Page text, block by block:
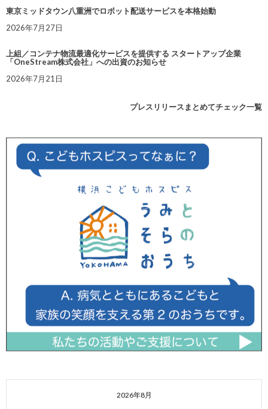
東京ミッドタウン八重洲でロボット配送サービスを本格始動
2026年7月27日
上組／コンテナ物流最適化サービスを提供する スタートアップ企業
「OneStream株式会社」への出資のお知らせ
2026年7月21日
プレスリリースまとめてチェック一覧
2026年8月